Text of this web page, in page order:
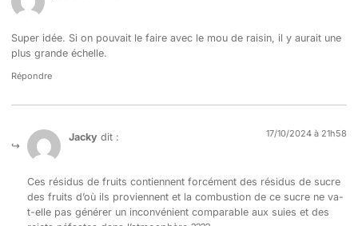
Super idée. Si on pouvait le faire avec le mou de raisin, il y aurait une
plus grande échelle.
Répondre
Jacky dit : 17/10/2024 à 21h58
Ces résidus de fruits contiennent forcément des résidus de sucre
des fruits d’où ils proviennent et la combustion de ce sucre ne va-
t-elle pas générer un inconvénient comparable aux suies et des